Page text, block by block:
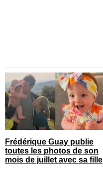
Frédérique Guay publie
toutes les photos de son
mois de juillet avec sa fille